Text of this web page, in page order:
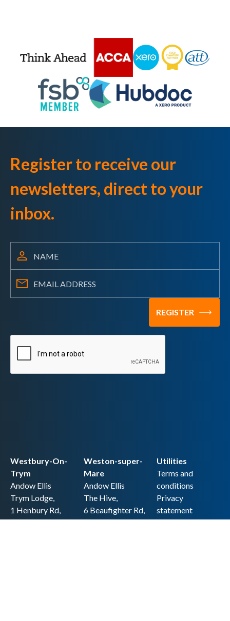
Register to receive our
newsletters, direct to your
inbox.
Westbury-On-
Trym
Andow Ellis
Trym Lodge,
1 Henbury Rd,
Westbury-on-
Utilities
Terms and
conditions
Privacy
statement
Cookie policy
Weston-super-
Mare
Andow Ellis
The Hive,
6 Beaufighter Rd,
Weston-super-